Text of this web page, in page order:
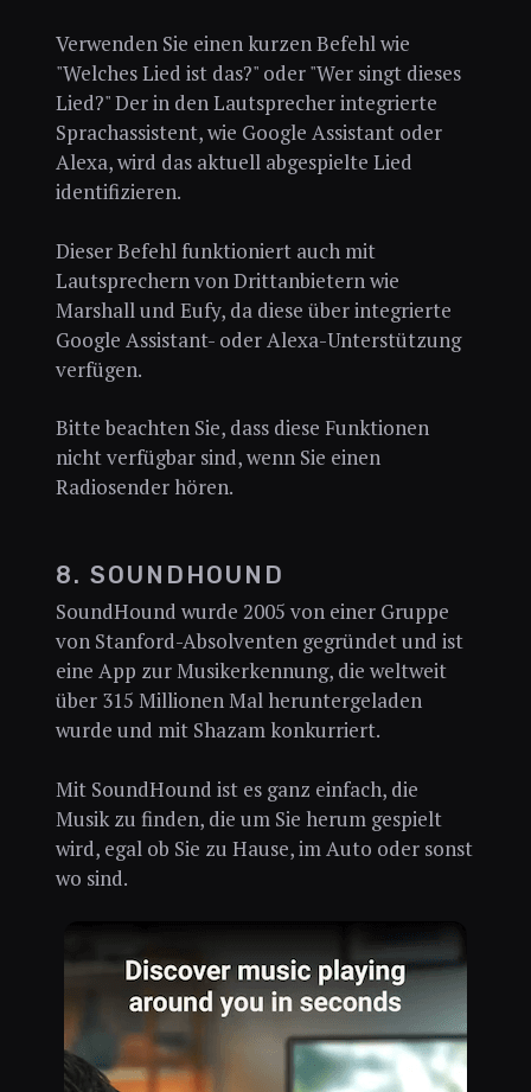
Verwenden Sie einen kurzen Befehl wie
"Welches Lied ist das?" oder "Wer singt dieses
Lied?" Der in den Lautsprecher integrierte
Sprachassistent, wie Google Assistant oder
Alexa, wird das aktuell abgespielte Lied
identifizieren.
Dieser Befehl funktioniert auch mit
Lautsprechern von Drittanbietern wie
Marshall und Eufy, da diese über integrierte
Google Assistant- oder Alexa-Unterstützung
verfügen.
Bitte beachten Sie, dass diese Funktionen
nicht verfügbar sind, wenn Sie einen
Radiosender hören.
8. SOUNDHOUND
SoundHound wurde 2005 von einer Gruppe
von Stanford-Absolventen gegründet und ist
eine App zur Musikerkennung, die weltweit
über 315 Millionen Mal heruntergeladen
wurde und mit Shazam konkurriert.
Mit SoundHound ist es ganz einfach, die
Musik zu finden, die um Sie herum gespielt
wird, egal ob Sie zu Hause, im Auto oder sonst
wo sind.